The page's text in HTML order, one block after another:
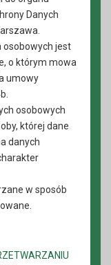
Danych
osobowych jest
o którym mowa
umowy
osobowych
której dane
danych
w sposób